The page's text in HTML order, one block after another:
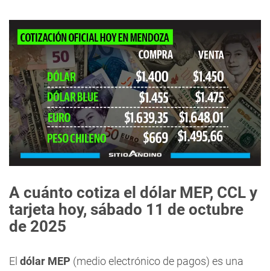
A cuánto cotiza el dólar MEP, CCL y
tarjeta hoy, sábado 11 de octubre
de 2025
El dólar MEP (medio electrónico de pagos) es una